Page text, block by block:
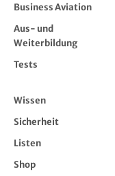
Business Aviation
Aus- und
Weiterbildung
Tests
Wissen
Sicherheit
Listen
Shop